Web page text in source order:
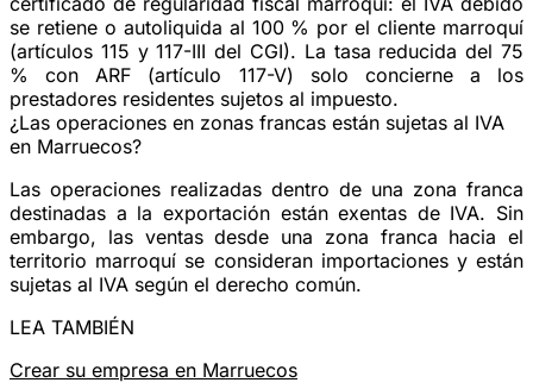
se retiene o autoliquida al 100 % por el cliente marroquí
(artículos 115 y 117-III del CGI). La tasa reducida del 75
% con ARF (artículo 117-V) solo concierne a los
prestadores residentes sujetos al impuesto.
¿Las operaciones en zonas francas están sujetas al IVA
en Marruecos?
Las operaciones realizadas dentro de una zona franca
destinadas a la exportación están exentas de IVA. Sin
embargo, las ventas desde una zona franca hacia el
territorio marroquí se consideran importaciones y están
sujetas al IVA según el derecho común.
LEA TAMBIÉN
Crear su empresa en Marruecos